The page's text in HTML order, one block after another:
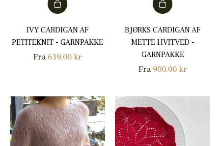
IVY CARDIGAN AF
PETITEKNIT - GARNPAKKE
Fra 619,00 kr
BJØRKS CARDIGAN AF
METTE HVITVED -
GARNPAKKE
Fra 900,00 kr